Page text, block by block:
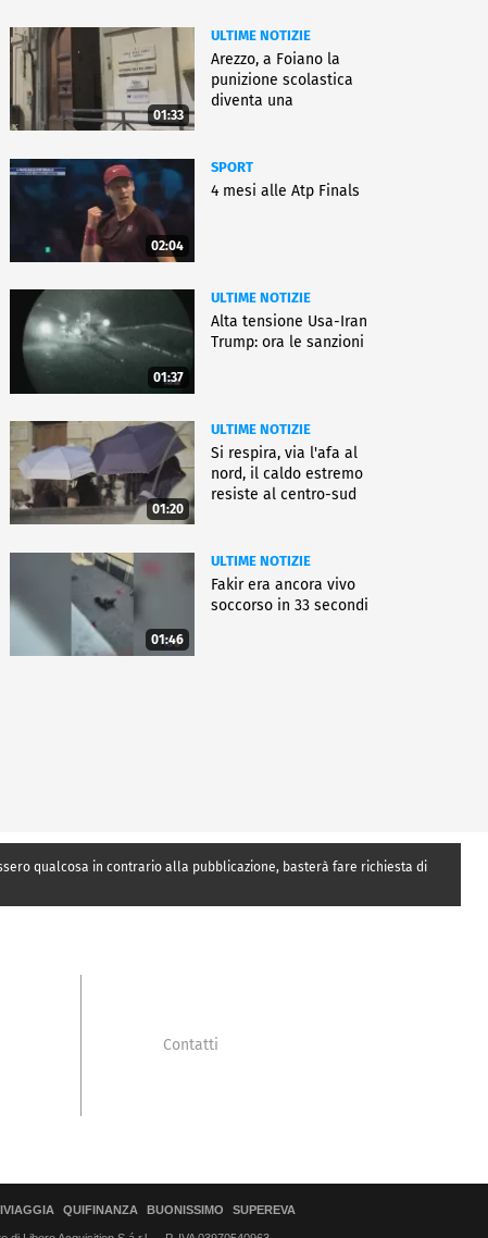
01:33
ULTIME NOTIZIE
Arezzo, a Foiano la
punizione scolastica
diventa una
02:04
SPORT
4 mesi alle Atp Finals
01:37
ULTIME NOTIZIE
Alta tensione Usa-Iran
Trump: ora le sanzioni
01:20
ULTIME NOTIZIE
Si respira, via l'afa al
nord, il caldo estremo
resiste al centro-sud
01:46
ULTIME NOTIZIE
Fakir era ancora vivo
soccorso in 33 secondi
qualcosa in contrario alla pubblicazione, basterà fare richiesta di
Contatti
QUIFINANZA BUONISSIMO SUPEREVA